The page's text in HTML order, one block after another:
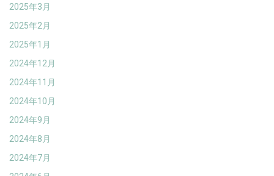
2025年3月
2025年2月
2025年1月
2024年12月
2024年11月
2024年10月
2024年9月
2024年8月
2024年7月